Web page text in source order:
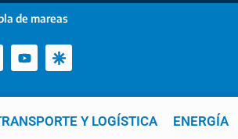
de mareas
Y LOGÍSTICA ENERGÍA